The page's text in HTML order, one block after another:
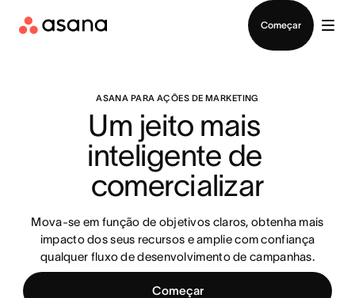
Começar
ASANA PARA AÇÕES DE MARKETING
Um jeito mais
inteligente de
comercializar
Mova-se em função de objetivos claros, obtenha mais
impacto dos seus recursos e amplie com confiança
qualquer fluxo de desenvolvimento de campanhas.
Começar